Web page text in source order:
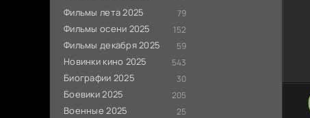
Фильмы лета 2025 79
Фильмы осени 2025 152
Фильмы декабря 2025 59
Новинки кино 2025 543
Биографии 2025 30
Боевики 2025 205
Военные 2025 25